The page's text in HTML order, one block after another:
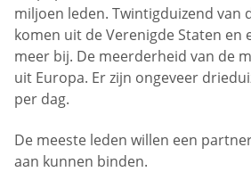
miljoen leden. Twintigduizend van
komen uit de Verenigde Staten en
meer bij. De meerderheid van de
uit Europa. Er zijn ongeveer
per dag.
De meeste leden willen een
aan kunnen binden.